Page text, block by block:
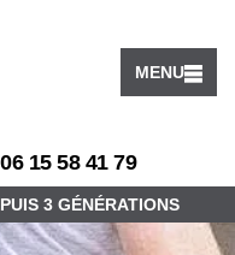
MENU
06 15 58 41 79
3 GÉNÉRATIONS